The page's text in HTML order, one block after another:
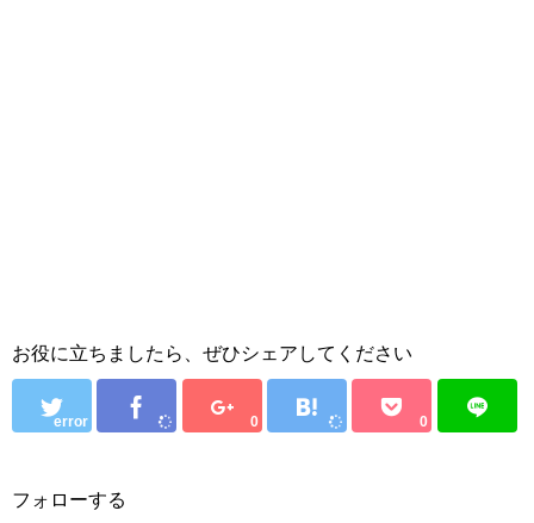
お役に立ちましたら、ぜひシェアしてください
error 0 0
フォローする